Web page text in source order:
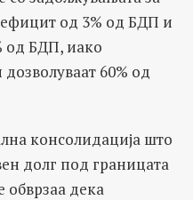
од 3% од БДП и
од БДП, иако
60% од
консолидација што
долг под границата
обврзаа дека